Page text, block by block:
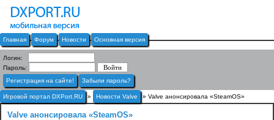
Главная Форум Новости Основная версия
Логин:
Пароль:
Регистрация на сайте!
Забыли пароль?
Игровой портал DXPort.RU » Новости Valve » Valve анонсировала «SteamOS»
Valve анонсировала «SteamOS»